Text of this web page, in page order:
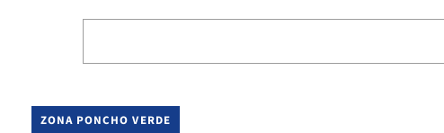
ZONA PONCHO VERDE